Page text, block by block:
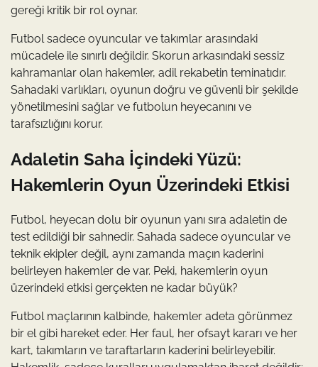
gereği kritik bir rol oynar.
Futbol sadece oyuncular ve takımlar arasındaki
mücadele ile sınırlı değildir. Skorun arkasındaki sessiz
kahramanlar olan hakemler, adil rekabetin teminatıdır.
Sahadaki varlıkları, oyunun doğru ve güvenli bir şekilde
yönetilmesini sağlar ve futbolun heyecanını ve
tarafsızlığını korur.
Adaletin Saha İçindeki Yüzü:
Hakemlerin Oyun Üzerindeki Etkisi
Futbol, heyecan dolu bir oyunun yanı sıra adaletin de
test edildiği bir sahnedir. Sahada sadece oyuncular ve
teknik ekipler değil, aynı zamanda maçın kaderini
belirleyen hakemler de var. Peki, hakemlerin oyun
üzerindeki etkisi gerçekten ne kadar büyük?
Futbol maçlarının kalbinde, hakemler adeta görünmez
bir el gibi hareket eder. Her faul, her ofsayt kararı ve her
kart, takımların ve taraftarların kaderini belirleyebilir.